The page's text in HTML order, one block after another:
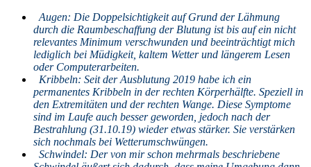
Augen: Die Doppelsichtigkeit auf Grund der Lähmung
durch die Raumbeschaffung der Blutung ist bis auf ein nicht
relevantes Minimum verschwunden und beeinträchtigt mich
lediglich bei Müdigkeit, kaltem Wetter und längerem Lesen
oder Computerarbeiten.
Kribbeln: Seit der Ausblutung 2019 habe ich ein
permanentes Kribbeln in der rechten Körperhälfte. Speziell in
den Extremitäten und der rechten Wange. Diese Symptome
sind im Laufe auch besser geworden, jedoch nach der
Bestrahlung (31.10.19) wieder etwas stärker. Sie verstärken
sich nochmals bei Wetterumschwüngen.
Schwindel: Der von mir schon mehrmals beschriebene